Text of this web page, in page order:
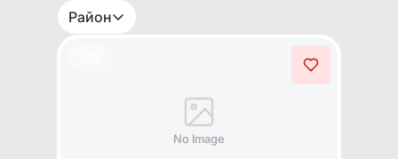
Район
No Image